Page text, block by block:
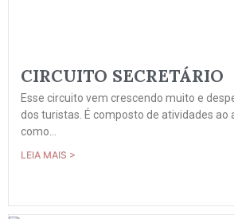
CIRCUITO SECRETÁRIO
Esse circuito vem crescendo muito e
dos turistas. É composto de atividades ao
como...
LEIA MAIS >